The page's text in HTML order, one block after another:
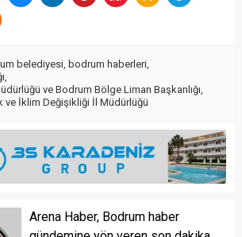
belediyesi, bodrum haberleri,
,
ve Bodrum Bölge Liman Başkanlığı,
ve İklim Değişikliği İl Müdürlüğü
Arena Haber, Bodrum haber